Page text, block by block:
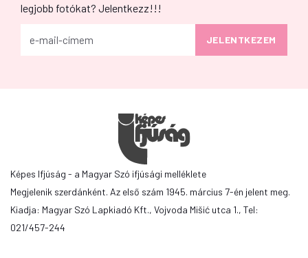
legjobb fotókat? Jelentkezz!!!
Képes Ifjúság - a Magyar Szó ifjúsági melléklete
Megjelenik szerdánként. Az első szám 1945. március 7-én jelent meg.
Kiadja: Magyar Szó Lapkiadó Kft., Vojvoda Mišić utca 1., Tel:
021/457-244